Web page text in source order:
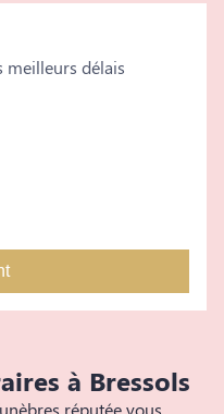
meilleurs délais
à Bressols
réputée vous